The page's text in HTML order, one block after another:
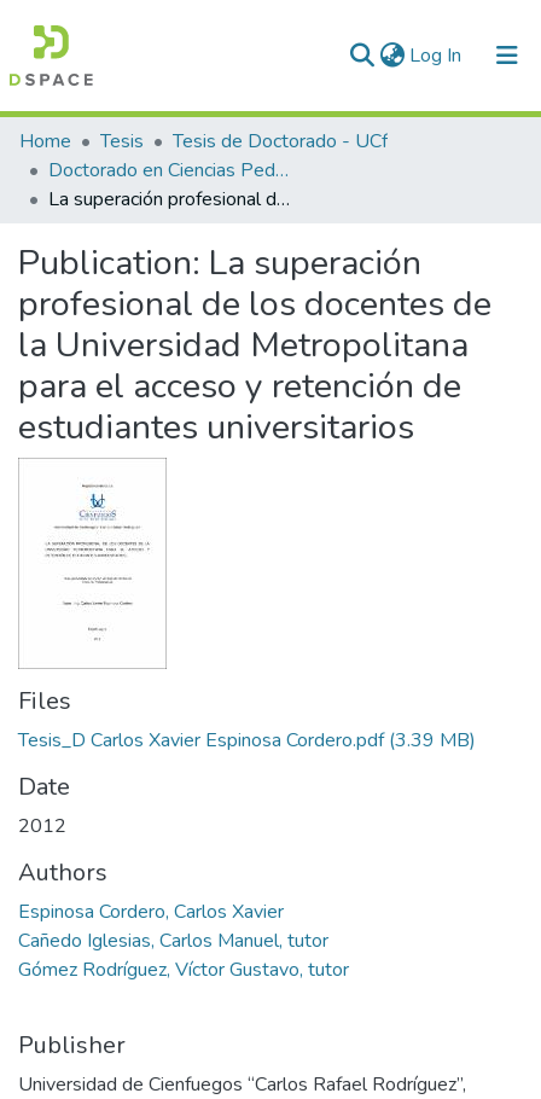
Log In (current)
Communities & Collections
All of DSpace
Home Tesis
Tesis de Doctorado - UCf
Doctorado en Ciencias Pedagógicas
La superación profesional de los docentes de la Universidad Metropolitana para el acceso y retención de estudiantes universitarios
Publication: La superación
profesional de los docentes de
la Universidad Metropolitana
para el acceso y retención de
estudiantes universitarios
Files
Tesis_D Carlos Xavier Espinosa Cordero.pdf(3.39 MB)
Date
2012
Authors
Espinosa Cordero, Carlos Xavier
Cañedo Iglesias, Carlos Manuel, tutor
Gómez Rodríguez, Víctor Gustavo, tutor
Publisher
Universidad de Cienfuegos “Carlos Rafael Rodríguez”,